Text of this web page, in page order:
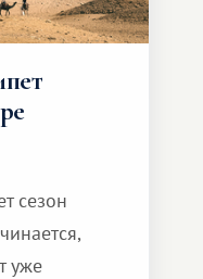
сезон
уже